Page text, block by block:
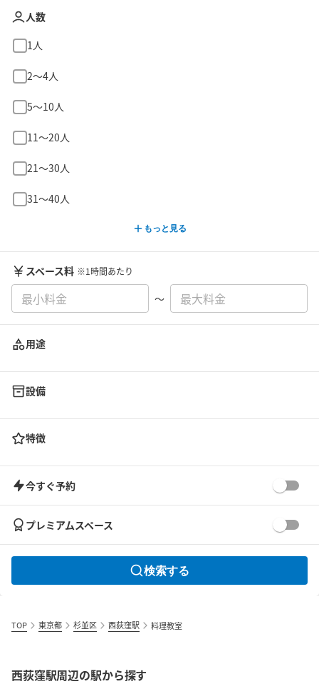
人数
1人
2〜4人
5〜10人
11〜20人
21〜30人
31〜40人
もっと見る
スペース料 ※1時間あたり
〜
用途
設備
特徴
今すぐ予約
プレミアムスペース
検索する
TOP 東京都 杉並区 西荻窪駅 料理教室
西荻窪駅周辺の駅から探す